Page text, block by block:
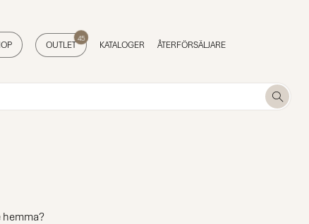
OUTLET
45
KATALOGER ÅTERFÖRSÄLJARE
hemma?